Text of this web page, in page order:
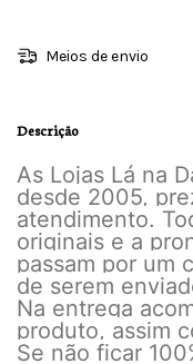
Meios de envio
Descrição
As Lojas Lá na
desde 2005,
atendimento.
originais e a
passam por um
de serem
Na entrega
produto, assim
Se não ficar